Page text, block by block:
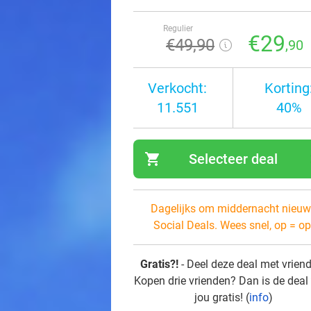
Regulier
€49,90 €29,90
Verkocht:
11.551
40%
shopping_cart Selecteer deal
Dagelijks om middernacht
Social Deals. Wees snel, op =
Gratis?! - Deel deze deal met
Kopen drie vrienden? Dan is de
jou gratis! (info)